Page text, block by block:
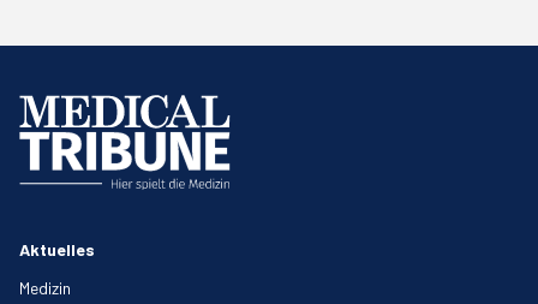
Aktuelles
Medizin